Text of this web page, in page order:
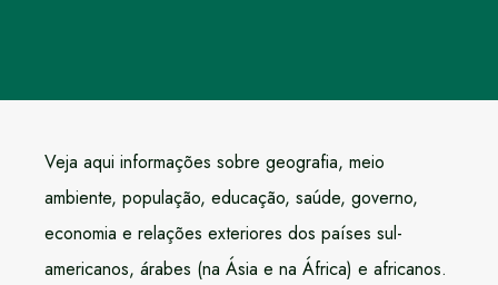
Veja aqui informações sobre geografia, meio
ambiente, população, educação, saúde, governo,
economia e relações exteriores dos países sul-
americanos, árabes (na Ásia e na África) e africanos.